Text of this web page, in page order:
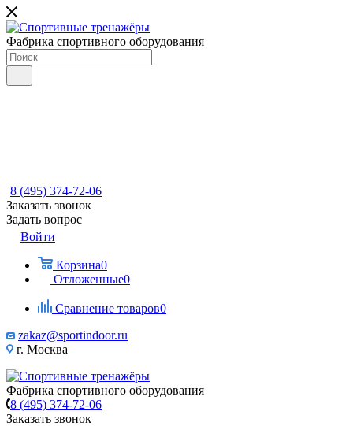
Фабрика спортивного оборудования
8 (495) 374-72-06
Заказать звонок
Задать вопрос
Войти
Корзина0
Отложенные0
Сравнение товаров0
zakaz@sportindoor.ru
г. Москва
Фабрика спортивного оборудования
8 (495) 374-72-06
Заказать звонок